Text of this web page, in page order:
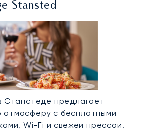
Stansted
Станстеде предлагает
с бесплатными
Wi-Fi и свежей прессой.